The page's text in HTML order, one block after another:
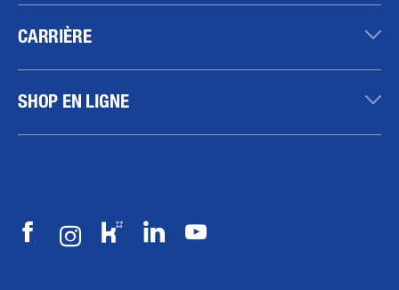
CARRIÈRE
SHOP EN LIGNE